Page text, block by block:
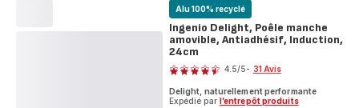
Alu 100% recyclé
Ingenio Delight, Poêle manche
amovible, Antiadhésif, Induction,
24cm
Note
4.5/5- 31 Avis
Delight, naturellement performante
Expédié par l’entrepôt produits